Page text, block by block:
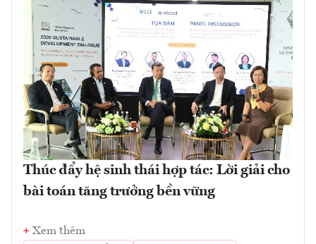
Thúc đẩy hệ sinh thái hợp tác: Lời giải cho
bài toán tăng trưởng bền vững
Xem thêm